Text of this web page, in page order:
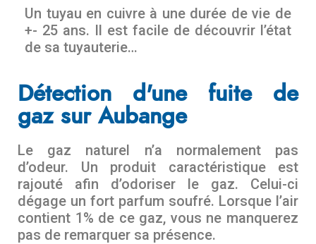
Un tuyau en cuivre à une durée de vie de
+- 25 ans. Il est facile de découvrir l’état
de sa tuyauterie…
Détection d'une fuite de
gaz sur Aubange
Le gaz naturel n’a normalement pas
d’odeur. Un produit caractéristique est
rajouté afin d’odoriser le gaz. Celui-ci
dégage un fort parfum soufré. Lorsque l’air
contient 1% de ce gaz, vous ne manquerez
pas de remarquer sa présence.